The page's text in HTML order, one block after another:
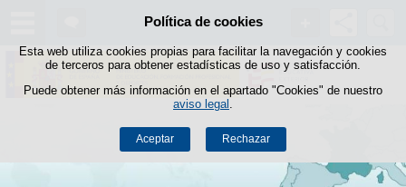
Política de cookies
Esta web utiliza cookies propias para facilitar la navegación y cookies
de terceros para obtener estadísticas de uso y satisfacción.
Puede obtener más información en el apartado "Cookies" de nuestro
aviso legal
Aceptar Rechazar
Saltar al contenido